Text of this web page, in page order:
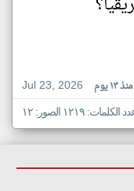
Jul 23, 2026
منذ ١٣ يوم
الكلمات: ١٢١٩ الصور: ١٢